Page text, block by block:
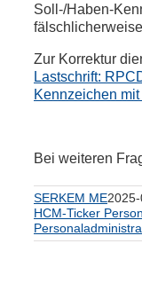
Soll-/Haben-
Zur Korrektur
Lastschrift:
Kennzeichen mit
Bei weiteren
SERKEM ME
HCM-Ticker